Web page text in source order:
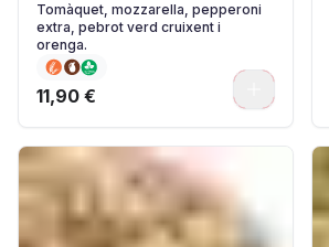
Tomàquet, mozzarella, pepperoni
extra, pebrot verd cruixent i
orenga.
11,90 €